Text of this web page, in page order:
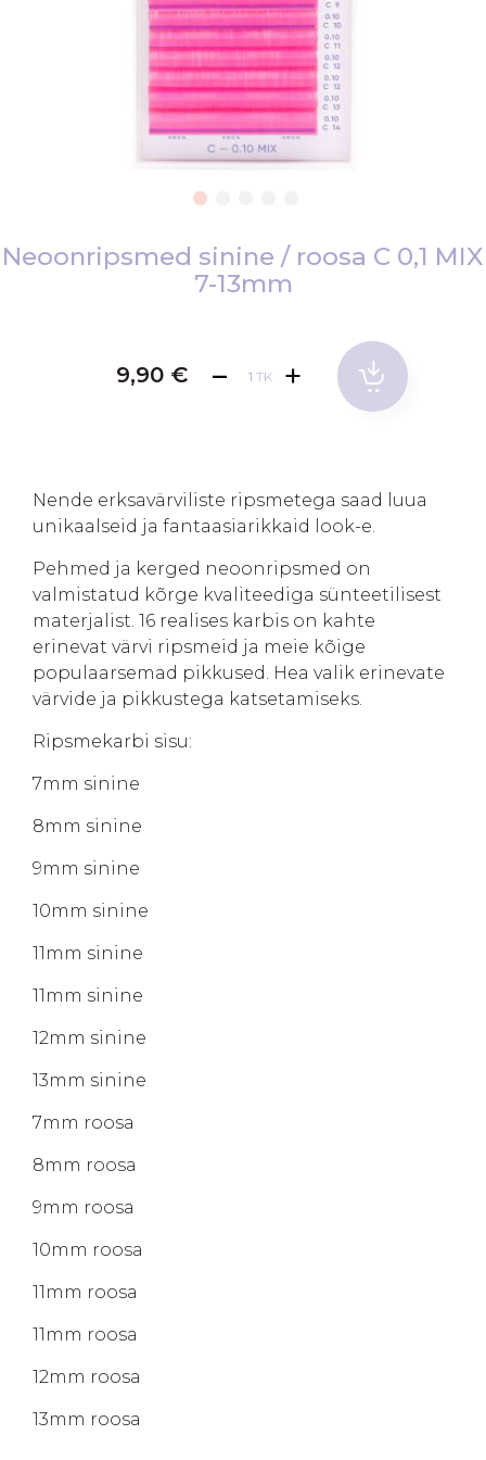
to
Neoonripsmed sinine / roosa C 0,1 MIX
7-13mm
9,90 € TK
Nende erksavärviliste ripsmetega saad luua
unikaalseid ja fantaasiarikkaid look-e.
Pehmed ja kerged neoonripsmed on
valmistatud kõrge kvaliteediga sünteetilisest
materjalist. 16 realises karbis on kahte
erinevat värvi ripsmeid ja meie kõige
populaarsemad pikkused. Hea valik erinevate
värvide ja pikkustega katsetamiseks.
Ripsmekarbi sisu:
7mm sinine
8mm sinine
9mm sinine
10mm sinine
11mm sinine
11mm sinine
12mm sinine
13mm sinine
7mm roosa
8mm roosa
9mm roosa
10mm roosa
11mm roosa
11mm roosa
12mm roosa
13mm roosa